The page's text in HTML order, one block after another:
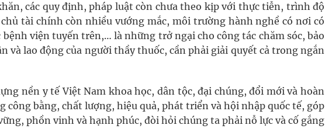
các quy định, pháp luật còn chưa theo kịp với thực tiễn, trình độ
tài chính còn nhiều vướng mắc, môi trường hành nghề có nơi có
viện tuyến trên,… là những trở ngại cho công tác chăm sóc, bảo
và lao động của người thầy thuốc, cần phải giải quyết cả trong ngắn
nền y tế Việt Nam khoa học, dân tộc, đại chúng, đổi mới và hoàn
công bằng, chất lượng, hiệu quả, phát triển và hội nhập quốc tế, góp
phồn vinh và hạnh phúc, đòi hỏi chúng ta phải nỗ lực và cố gắng